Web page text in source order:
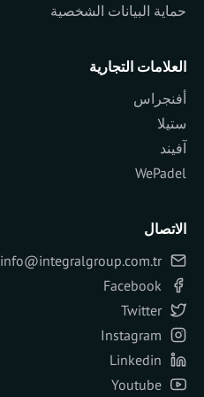
حماية البيانات الشخصية
العلامات التجارية
أفنجراس
ستيلا
آفيند
WePadel
الاتصال
info@integralgroup.com.tr
Facebook
Twitter
Instagram
Linkedin
Youtube